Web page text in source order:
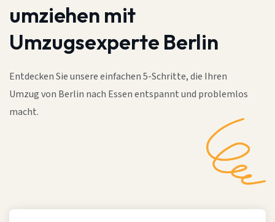
umziehen mit
Umzugsexperte Berlin
Entdecken Sie unsere einfachen 5-Schritte, die Ihren
Umzug von Berlin nach Essen entspannt und problemlos
macht.